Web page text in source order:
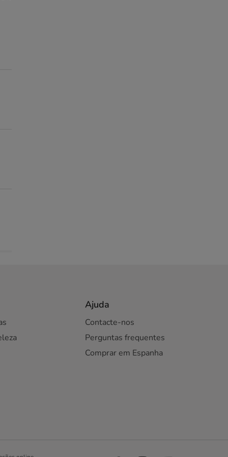
Ajuda
Contacte-nos
Perguntas frequentes
Comprar em Espanha